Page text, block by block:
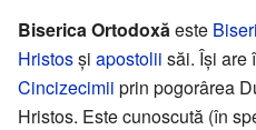
Biserica Ortodoxă este
Hristosși apostolii săi. Își are
Cincizecimii prin pogorârea
Hristos. Este cunoscută (în